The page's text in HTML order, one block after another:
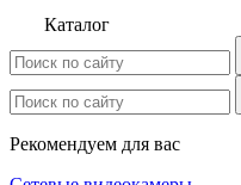
Каталог
Рекомендуем для вас